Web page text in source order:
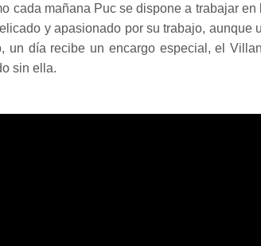
cada mañana Puc se dispone a trabajar en
y apasionado por su trabajo, aunque
un día recibe un encargo especial, el
sin ella.